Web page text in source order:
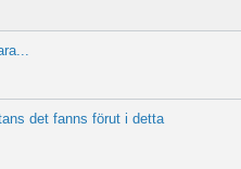
det fanns förut i detta